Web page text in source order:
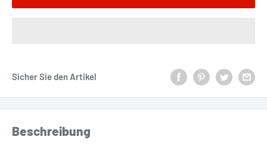
Sicher Sie den Artikel
Beschreibung